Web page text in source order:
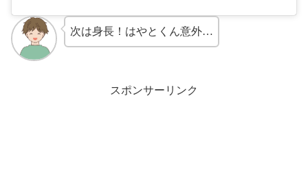
次は身長！はやとくん意外…
スポンサーリンク